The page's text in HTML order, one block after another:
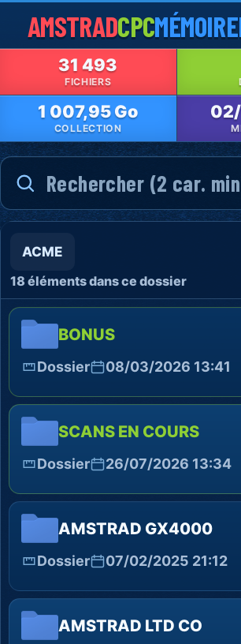
AMSTRADCPCMÉMOIRE
31 493
FICHIERS
1 007,95 Go
COLLECTION
ACME
18 éléments dans ce dossier
BONUS
Dossier 08/03/2026 13:41
SCANS EN COURS
Dossier 26/07/2026 13:34
AMSTRAD GX4000
Dossier 07/02/2025 21:12
AMSTRAD LTD CO